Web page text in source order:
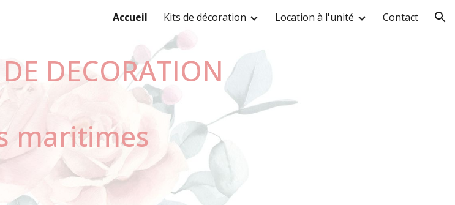
Skip to navigation
Accueil Kits de décoration Location à l'unité Contact
DECORATION
maritimes